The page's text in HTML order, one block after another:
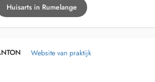
Huisarts in Rumelange
Website van praktijk